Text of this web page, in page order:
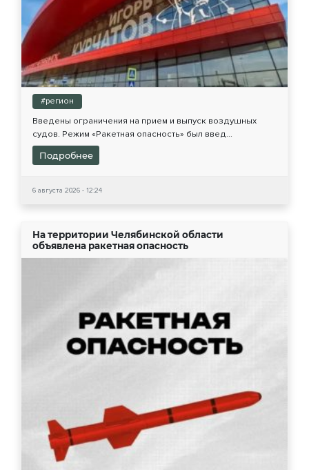
#регион
Введены ограничения на прием и выпуск воздушных
судов. Режим «Ракетная опасность» был введ...
Подробнее
6 августа 2026 - 12:24
На территории Челябинской области
объявлена ракетная опасность